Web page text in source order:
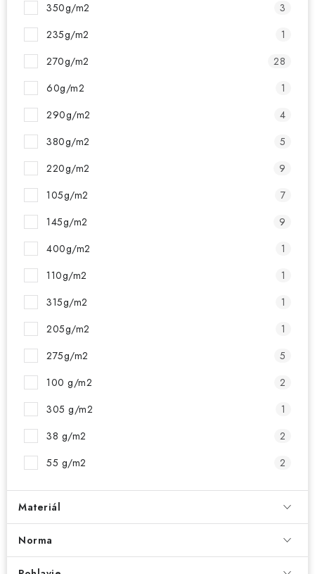
350g/m2
3
235g/m2
1
270g/m2
28
60g/m2
1
290g/m2
4
380g/m2
5
220g/m2
9
105g/m2
7
145g/m2
9
400g/m2
1
110g/m2
1
315g/m2
1
205g/m2
1
275g/m2
5
100 g/m2
2
305 g/m2
1
38 g/m2
2
55 g/m2
2
Materiál
Norma